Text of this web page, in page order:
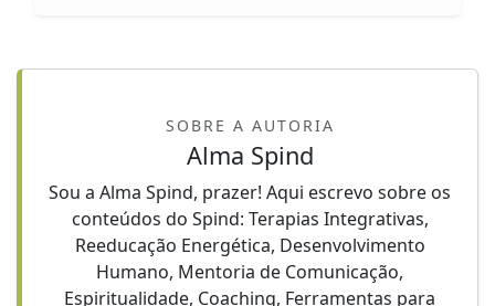
SOBRE A AUTORIA
Alma Spind
Sou a Alma Spind, prazer! Aqui escrevo sobre os
conteúdos do Spind: Terapias Integrativas,
Reeducação Energética, Desenvolvimento
Humano, Mentoria de Comunicação,
Espiritualidade, Coaching, Ferramentas para